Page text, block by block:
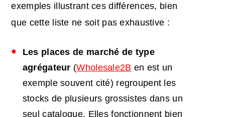
exemples illustrant ces différences, bien
que cette liste ne soit pas exhaustive :
Les places de marché de type
agrégateur (Wholesale2B en est un
exemple souvent cité) regroupent les
stocks de plusieurs grossistes dans un
seul catalogue. Elles fonctionnent bien